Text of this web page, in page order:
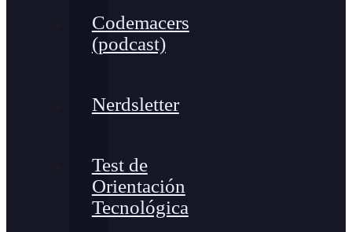
Codemacers
(podcast)
Nerdsletter
Test de
Orientación
Tecnológica